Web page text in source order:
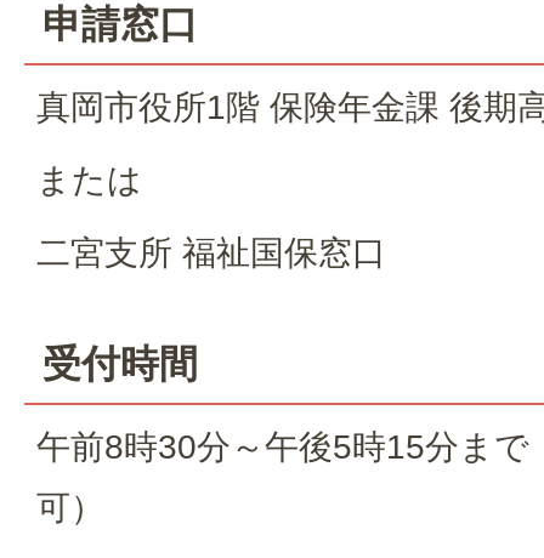
申請窓口
真岡市役所1階 保険年金課 後期
または
二宮支所 福祉国保窓口
受付時間
午前8時30分～午後5時15分まで
可）